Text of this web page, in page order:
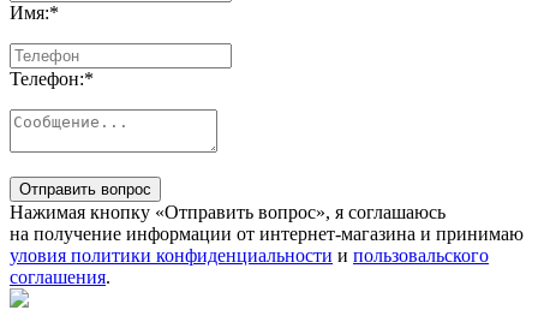
Имя:*
Телефон:*
Отправить вопрос
Нажимая кнопку «Отправить вопрос», я соглашаюсь
на получение информации от интернет-магазина и принимаю
уловия политики конфиденциальности и пользовальского
соглашения.